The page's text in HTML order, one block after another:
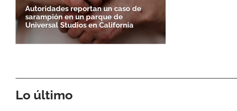
Autoridades reportan un caso de
sarampión en un parque de
Universal Studios en California
Lo último